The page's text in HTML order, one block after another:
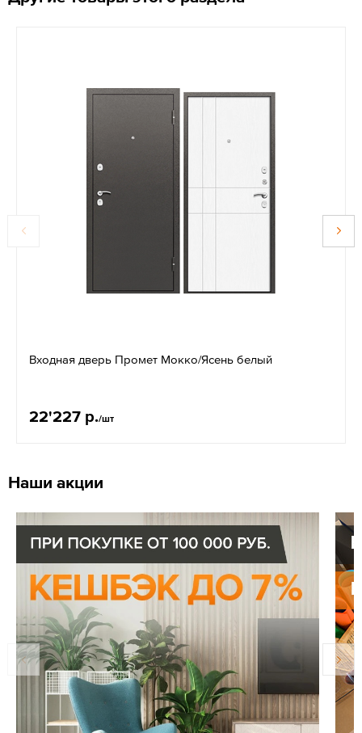
Входная дверь Промет Мокко/Ясень белый
22'227 р./шт
Наши акции